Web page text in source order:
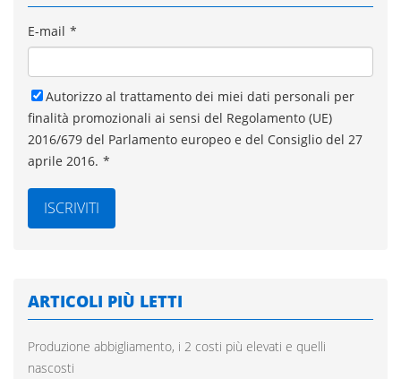
E-mail *
Autorizzo al trattamento dei miei dati personali per
finalità promozionali ai sensi del Regolamento (UE)
2016/679 del Parlamento europeo e del Consiglio del 27
aprile 2016. *
ARTICOLI PIÙ LETTI
Produzione abbigliamento, i 2 costi più elevati e quelli
nascosti